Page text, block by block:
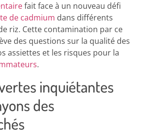
fait face à un nouveau défi
de cadmium dans différents
riz. Cette contamination par ce
des questions sur la qualité des
assiettes et les risques pour la
.
inquiétantes
des